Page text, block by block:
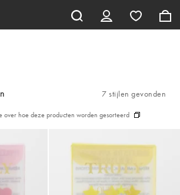
7 stijlen gevonden
over hoe deze producten worden gesorteerd